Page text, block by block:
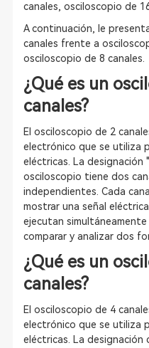
canales, osciloscopio de
A continuación, le
canales frente a
osciloscopio de 8 canales.
¿Qué es un
canales?
El osciloscopio de 2
electrónico que se utiliza
eléctricas. La designación
osciloscopio tiene dos
independientes. Cada
mostrar una señal
ejecutan
comparar y analizar dos
¿Qué es un
canales?
El osciloscopio de 4
electrónico que se utiliza
eléctricas. La designación